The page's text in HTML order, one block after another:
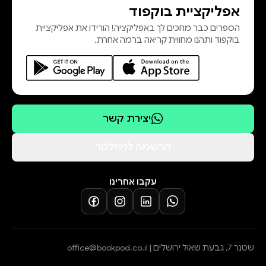
אפליקציית בוקפוד
הספרים כבר מחכים לך באפליקציה! הורידו את אפליקציית
בוקפוד ותהנו מחווית קריאה ברמה אחרת.
יצירת קשר
עקבו אחרינו
שטנר 7, גבעת שאול ירושלים | office@bookpod.co.il